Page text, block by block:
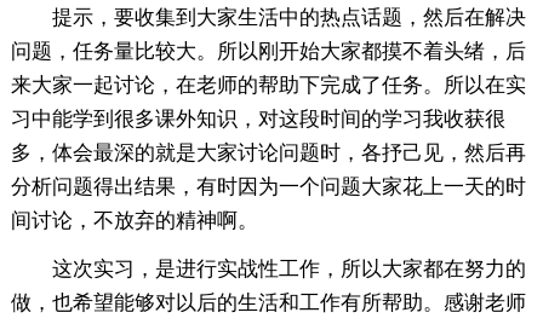
提示，要收集到大家生活中的热点话题，然后在解决
问题，任务量比较大。所以刚开始大家都摸不着头绪，后
来大家一起讨论，在老师的帮助下完成了任务。所以在实
习中能学到很多课外知识，对这段时间的学习我收获很
多，体会最深的就是大家讨论问题时，各抒己见，然后再
分析问题得出结果，有时因为一个问题大家花上一天的时
间讨论，不放弃的精神啊。
这次实习，是进行实战性工作，所以大家都在努力的
做，也希望能够对以后的生活和工作有所帮助。感谢老师